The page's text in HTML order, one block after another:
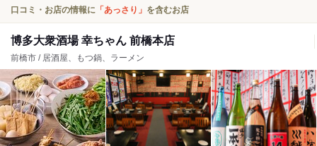
口コミ・お店の情報に 「あっさり」 を含むお店
博多大衆酒場 幸ちゃん 前橋本店
前橋市 / 居酒屋、もつ鍋、ラーメン